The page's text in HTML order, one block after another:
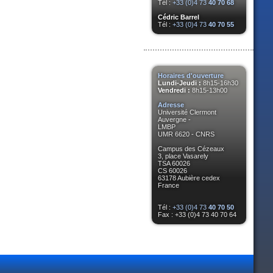
Tél : +33 (0)4 73 40 70 68
Cédric Barrel
Tél : +33 (0)4 73 40 70 55
Horaires d'ouverture
Lundi-Jeudi : 8h15-16h30
Vendredi : 8h15-13h00
Adresse
Université Clermont
Auvergne -
LMBP
UMR 6620 - CNRS
Campus des Cézeaux
3, place Vasarely
TSA 60026
CS 60026
63178 Aubière cedex
France
Tél : +33 (0)4 73 40 70 50
Fax : +33 (0)4 73 40 70 64